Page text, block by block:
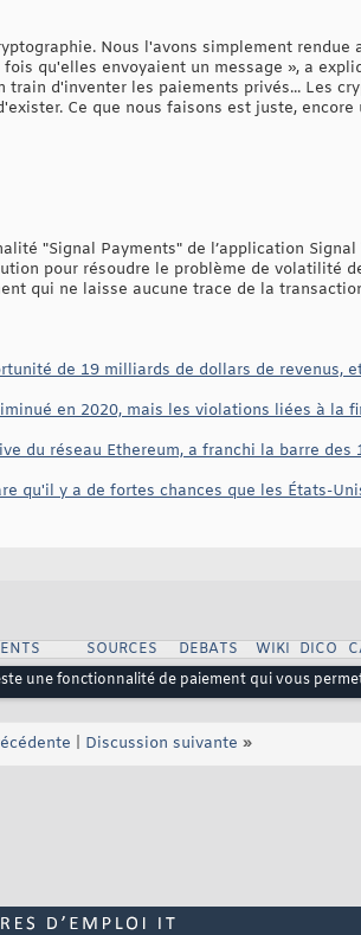
Nous l'avons simplement
qu'elles envoyaient un message », a
train d'inventer les paiements privés... Les
Ce que nous faisons est juste,
"Signal Payments" de l’application Signal
pour résoudre le problème de volatilité
qui ne laisse aucune trace de la
de 19 milliards de dollars de revenus,
en 2020, mais les violations liées à la
du réseau Ethereum, a franchi la barre
qu'il y a de fortes chances que les États-
SOURCES DEBATS WIKI DICO
une fonctionnalité de paiement qui vous
Discussion suivante »